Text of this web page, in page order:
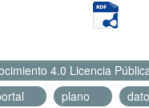
4.0 Licencia
plano